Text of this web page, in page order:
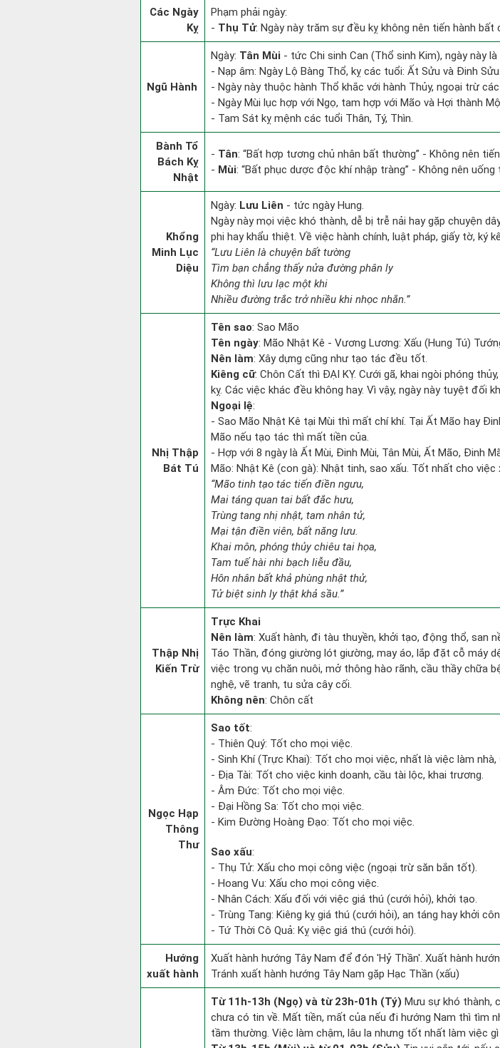
Các Ngày
Kỵ
Phạm phải ngày:
- Thụ Tử: Ngày này trăm sự đều kỵ không nên tiến hành bất
Ngũ Hành
Ngày: Tân Mùi - tức Chi sinh Can (Thổ sinh Kim), ngày này
- Nạp âm: Ngày Lộ Bàng Thổ, kỵ các tuổi: Ất Sửu và Đinh Sửu.
- Ngày này thuộc hành Thổ khắc với hành Thủy, ngoại trừ
- Ngày Mùi lục hợp với Ngọ, tam hợp với Mão và Hợi thành
- Tam Sát kỵ mệnh các tuổi Thân, Tý, Thìn.
Bành Tổ
Bách Kỵ
Nhật
- Tân: “Bất hợp tương chủ nhân bất thường” - Không nên
- Mùi: “Bất phục dược độc khí nhập tràng” - Không nên
Khổng
Minh Lục
Diệu
Ngày: Lưu Liên - tức ngày Hung.
Ngày này mọi việc khó thành, dễ bị trễ nải hay gặp chuyện
phi hay khẩu thiệt. Về việc hành chính, luật pháp, giấy tờ, ký
“Lưu Liên là chuyện bất tường
Tìm bạn chẳng thấy nửa đường phân ly
Không thì lưu lạc một khi
Nhiều đường trắc trở nhiều khi nhọc nhằn.”
Nhị Thập
Bát Tú
Tên sao: Sao Mão
Tên ngày: Mão Nhật Kê - Vương Lương: Xấu (Hung Tú)
Nên làm: Xây dựng cũng như tạo tác đều tốt.
Kiêng cữ: Chôn Cất thì ĐẠI KỴ. Cưới gã, khai ngòi phóng
kỵ. Các việc khác đều không hay. Vì vậy, ngày này tuyệt đối
Ngoại lệ:
- Sao Mão Nhật Kê tại Mùi thì mất chí khí. Tại Ất Mão hay
Mão nếu tạo tác thì mất tiền của.
- Hợp với 8 ngày là Ất Mùi, Đinh Mùi, Tân Mùi, Ất Mão, Đinh
Mão: Nhật Kê (con gà): Nhật tinh, sao xấu. Tốt nhất cho
“Mão tinh tạo tác tiến điền ngưu,
Mai táng quan tai bất đắc hưu,
Trùng tang nhị nhật, tam nhân tử,
Mại tận điền viên, bất năng lưu.
Khai môn, phóng thủy chiêu tai họa,
Tam tuế hài nhi bạch liễu đầu,
Hôn nhân bất khả phùng nhật thử,
Tử biệt sinh ly thật khả sầu.”
Thập Nhị
Kiến Trừ
Trực Khai
Nên làm: Xuất hành, đi tàu thuyền, khởi tạo, động thổ, san
Táo Thần, đóng giường lót giường, may áo, lắp đặt cỗ máy
việc trong vụ chăn nuôi, mở thông hào rãnh, cầu thầy chữa
nghệ, vẽ tranh, tu sửa cây cối.
Không nên: Chôn cất
Ngọc Hạp
Thông
Thư
Sao tốt:
- Thiên Quý: Tốt cho mọi việc.
- Sinh Khí (Trực Khai): Tốt cho mọi việc, nhất là việc làm
- Địa Tài: Tốt cho việc kinh doanh, cầu tài lộc, khai trương.
- Âm Đức: Tốt cho mọi việc.
- Đại Hồng Sa: Tốt cho mọi việc.
- Kim Đường Hoàng Đạo: Tốt cho mọi việc.
Sao xấu:
- Thụ Tử: Xấu cho mọi công việc (ngoại trừ săn bắn tốt).
- Hoang Vu: Xấu cho mọi công việc.
- Nhân Cách: Xấu đối với việc giá thú (cưới hỏi), khởi tạo.
- Trùng Tang: Kiêng kỵ giá thú (cưới hỏi), an táng hay khởi
- Tứ Thời Cô Quả: Kỵ việc giá thú (cưới hỏi).
Hướng
xuất hành
Xuất hành hướng Tây Nam để đón 'Hỷ Thần'. Xuất hành
Tránh xuất hành hướng Tây Nam gặp Hạc Thần (xấu)
Từ 11h-13h (Ngọ) và từ 23h-01h (Tý) Mưu sự khó thành,
chưa có tin về. Mất tiền, mất của nếu đi hướng Nam thì tìm
tầm thường. Việc làm chậm, lâu la nhưng tốt nhất làm việc